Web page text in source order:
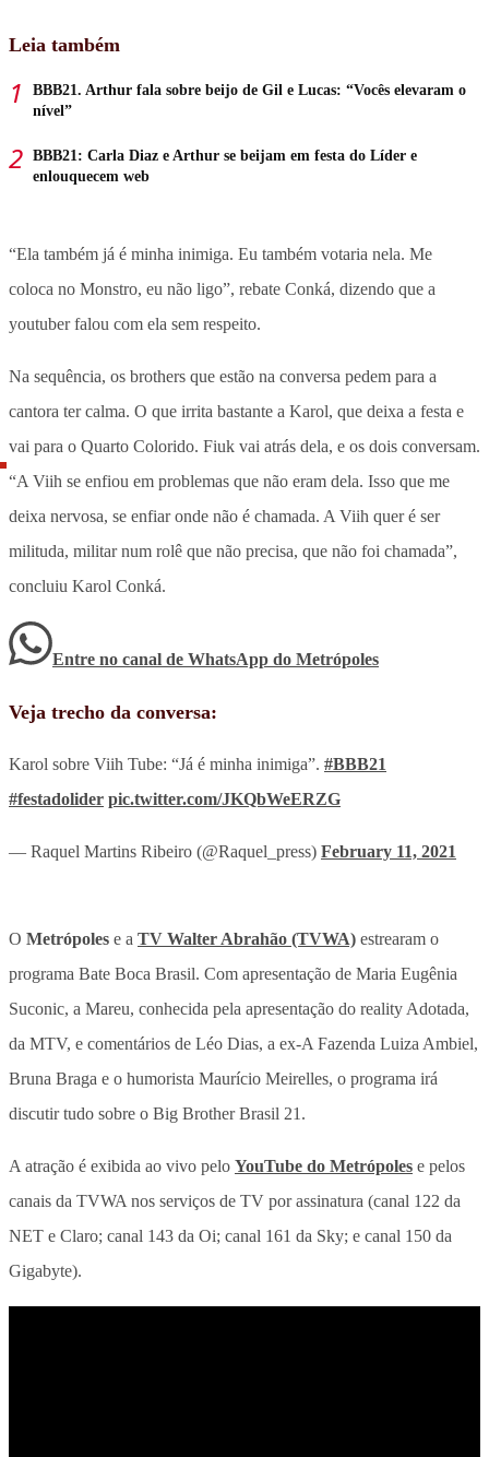
Leia também
BBB21. Arthur fala sobre beijo de Gil e Lucas: “Vocês elevaram o
nível”
BBB21: Carla Diaz e Arthur se beijam em festa do Líder e
enlouquecem web
“Ela também já é minha inimiga. Eu também votaria nela. Me
coloca no Monstro, eu não ligo”, rebate Conká, dizendo que a
youtuber falou com ela sem respeito.
Na sequência, os brothers que estão na conversa pedem para a
cantora ter calma. O que irrita bastante a Karol, que deixa a festa e
vai para o Quarto Colorido. Fiuk vai atrás dela, e os dois conversam.
“A Viih se enfiou em problemas que não eram dela. Isso que me
deixa nervosa, se enfiar onde não é chamada. A Viih quer é ser
milituda, militar num rolê que não precisa, que não foi chamada”,
concluiu Karol Conká.
Entre no canal de WhatsApp do Metrópoles
Veja trecho da conversa:
Karol sobre Viih Tube: “Já é minha inimiga”. #BBB21
#festadolider pic.twitter.com/JKQbWeERZG
— Raquel Martins Ribeiro (@Raquel_press) February 11, 2021
O Metrópoles e a TV Walter Abrahão (TVWA) estrearam o
programa Bate Boca Brasil. Com apresentação de Maria Eugênia
Suconic, a Mareu, conhecida pela apresentação do reality Adotada,
da MTV, e comentários de Léo Dias, a ex-A Fazenda Luiza Ambiel,
Bruna Braga e o humorista Maurício Meirelles, o programa irá
discutir tudo sobre o Big Brother Brasil 21.
A atração é exibida ao vivo pelo YouTube do Metrópoles e pelos
canais da TVWA nos serviços de TV por assinatura (canal 122 da
NET e Claro; canal 143 da Oi; canal 161 da Sky; e canal 150 da
Gigabyte).